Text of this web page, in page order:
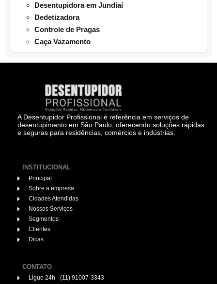
Desentupidora em Jundiaí
Dedetizadora
Controle de Pragas
Caça Vazamento
A Desentupidor Profissional é referência em serviços de
desentupimento em São Paulo, oferecendo soluções rápidas
e seguras para residências, comércios e indústrias.
INSTITUCIONAL
Principal
Sobre a empresa
Cidades Atendidas
Nossos Serviços
Segmentos
Clientes
Dicas
CONTATO
Ligue 24h - (11) 91007-3343